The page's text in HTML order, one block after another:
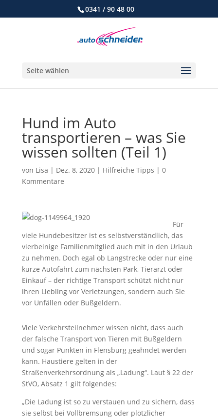
0341 / 90 48 00
Seite wählen
Hund im Auto
transportieren – was Sie
wissen sollten (Teil 1)
von Lisa | Dez. 8, 2020| Hilfreiche Tipps | 0
Kommentare
Für
viele Hundebesitzer ist es selbstverständlich, das
vierbeinige Familienmitglied auch mit in den Urlaub
zu nehmen. Doch egal ob Langstrecke oder nur eine
kurze Autofahrt zum nächsten Park, Tierarzt oder
Einkauf – der richtige Transport schützt nicht nur
ihren Liebling vor Verletzungen, sondern auch Sie
vor Unfällen oder Bußgeldern.
Viele Verkehrsteilnehmer wissen nicht, dass auch
der falsche Transport von Tieren mit Bußgeldern
und sogar Punkten in Flensburg geahndet werden
kann. Haustiere gelten in der
Straßenverkehrsordnung als „Ladung“. Laut § 22 der
StVO, Absatz 1 gilt folgendes:
„Die Ladung ist so zu verstauen und zu sichern, dass
sie selbst bei Vollbremsung oder plötzlicher